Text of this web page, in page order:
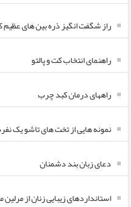
راز شگفت انگیز ذره بین های عظیم
راهنمای انتخاب کت و پالتو
راههای درمان کبد چرب
نمونه هایی از تخت های تاشو یک
دعای زبان بند دشمنان
استانداردهای زیبایی زنان از